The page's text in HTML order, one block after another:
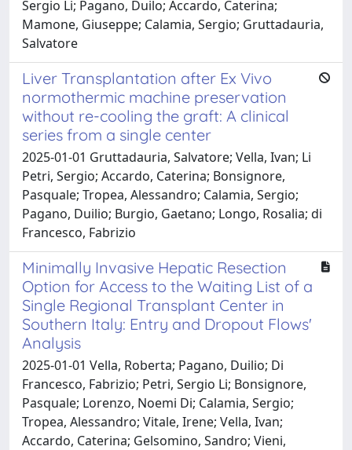
Sergio Li; Pagano, Duilo; Accardo, Caterina;
Mamone, Giuseppe; Calamia, Sergio; Gruttadauria,
Salvatore
Liver Transplantation after Ex Vivo
normothermic machine preservation
without re-cooling the graft: A clinical
series from a single center
2025-01-01 Gruttadauria, Salvatore; Vella, Ivan; Li
Petri, Sergio; Accardo, Caterina; Bonsignore,
Pasquale; Tropea, Alessandro; Calamia, Sergio;
Pagano, Duilio; Burgio, Gaetano; Longo, Rosalia; di
Francesco, Fabrizio
Minimally Invasive Hepatic Resection
Option for Access to the Waiting List of a
Single Regional Transplant Center in
Southern Italy: Entry and Dropout Flows'
Analysis
2025-01-01 Vella, Roberta; Pagano, Duilio; Di
Francesco, Fabrizio; Petri, Sergio Li; Bonsignore,
Pasquale; Lorenzo, Noemi Di; Calamia, Sergio;
Tropea, Alessandro; Vitale, Irene; Vella, Ivan;
Accardo, Caterina; Gelsomino, Sandro; Vieni,